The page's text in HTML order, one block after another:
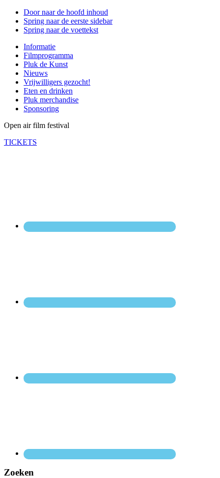
Door naar de hoofd inhoud
Spring naar de eerste sidebar
Spring naar de voettekst
Informatie
Filmprogramma
Pluk de Kunst
Nieuws
Vrijwilligers gezocht!
Eten en drinken
Pluk merchandise
Sponsoring
Open air film festival
TICKETS
Zoeken